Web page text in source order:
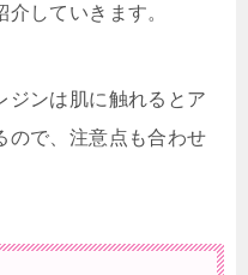
していきます。
ジンは肌に触れるとア
ので、注意点も合わせ